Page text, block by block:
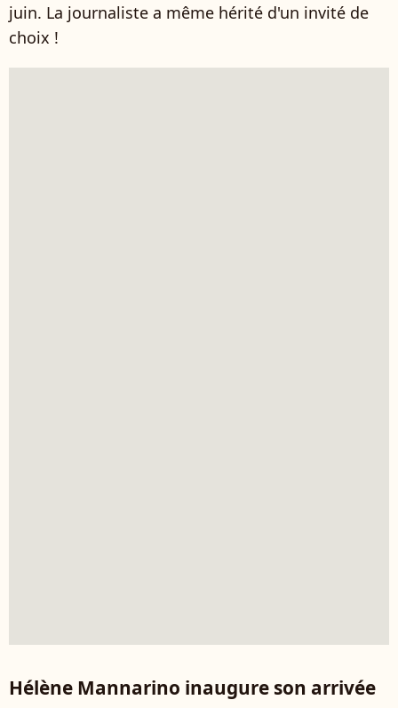
juin. La journaliste a même hérité d'un invité de
choix !
Hélène Mannarino inaugure son arrivée